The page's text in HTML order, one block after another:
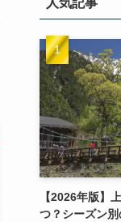
人気記事
【2026年版】
つ？シーズン